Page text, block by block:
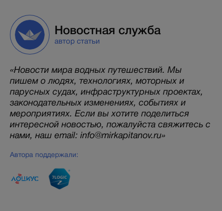
Новостная служба
автор статьи
«Новости мира водных путешествий. Мы
пишем о людях, технологиях, моторных и
парусных судах, инфраструктурных проектах,
законодательных изменениях, событиях и
мероприятиях. Если вы хотите поделиться
интересной новостью, пожалуйста свяжитесь с
нами, наш email: info@mirkapitanov.ru»
Автора поддержали: